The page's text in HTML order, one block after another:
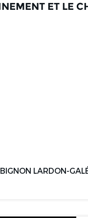
ET LE
LARDON-